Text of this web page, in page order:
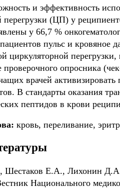
и эффективность
перегрузки (ЦП) у
у 66,7 %
пульс и кровяное
циркуляторной
проверочного опросника
врачей
В стандарты оказания
пептидов в крови
кровь, переливание,
Шестаков Е.А., Лихонин
Национального